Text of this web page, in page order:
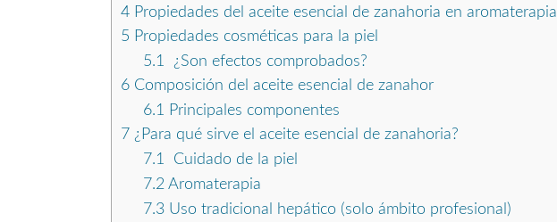
4 Propiedades del aceite esencial de zanahoria en aromaterapia
5 Propiedades cosméticas para la piel
5.1
¿Son efectos comprobados?
6 Composición del aceite esencial de zanahor
6.1
Principales componentes
7 ¿Para qué sirve el aceite esencial de zanahoria?
7.1
Cuidado de la piel
7.2 Aromaterapia
7.3Uso tradicional hepático (solo ámbito profesional)